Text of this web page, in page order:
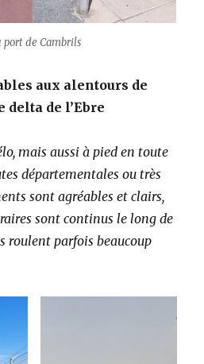
port de Cambrils
aux alentours de
delta de l’Ebre
mais aussi à pied en toute
départementales ou très
sont agréables et clairs,
sont continus le long de
roulent parfois beaucoup